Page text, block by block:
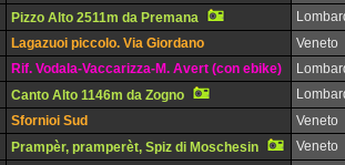
Pizzo Alto 2511m da Premana
Lagazuoi piccolo. Via Giordano Veneto
Rif. Vodala-Vaccarizza-M. Avert (con ebike)
Canto Alto 1146m da Zogno
Sfornioi Sud Veneto
Prampèr, pramperèt, Spiz di Moschesin Veneto